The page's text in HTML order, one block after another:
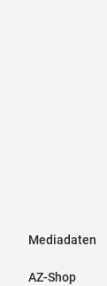
Mediadaten
AZ-Shop